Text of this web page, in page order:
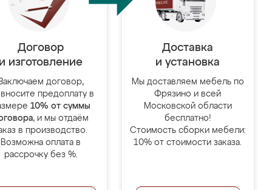
Договор
изготовление
договор,
предоплату в
10% от суммы
, и мы отдаём
в производство.
Возможна оплата в
рассрочку без %.
Доставка
и установка
Мы доставляем мебель по
Фрязино и всей
Московской области
бесплатно!
Стоимость сборки мебели:
10% от стоимости заказа.